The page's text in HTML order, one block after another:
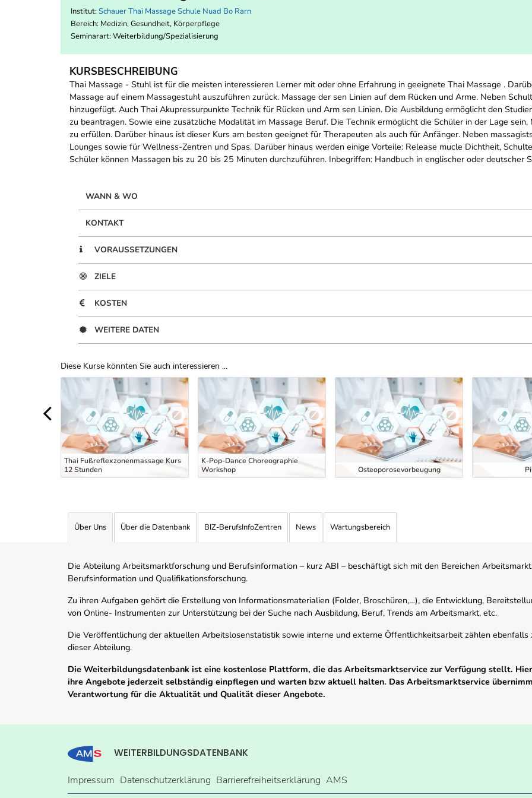
Institut: Schauer Thai Massage Schule Nuad Bo Rarn
Bereich: Medizin, Gesundheit, Körperpflege
Seminarart: Weiterbildung/Spezialisierung
KURSBESCHREIBUNG
Thai Massage - Stuhl ist für die meisten interessieren Lerner mit oder ohne Erfahrung in geeignete Thai Massage .
Massage auf einem Massagestuhl auszuführen zurück. Massage der sen Linien auf dem Rücken und Arme. Neben
hinzugefügt. Auch Thai Akupressurpunkte Technik für Rücken und Arm sen Linien. Die Ausbildung ermöglicht den
zu beantragen. Sowie eine zusätzliche Modalität im Massage Beruf. Die Technik ermöglicht die Schüler in der Lage
zu erfüllen. Darüber hinaus ist dieser Kurs am besten geeignet für Therapeuten als auch für Anfänger. Neben
Lounges sowie für Wellness-Zentren und Spas. Darüber hinaus werden einige Vorteile: Release mucle Dichtheit,
Schüler können Massagen bis zu 20 bis 25 Minuten durchzuführen. Inbegriffen: Handbuch in englischer oder deutscher
WANN & WO
KONTAKT
VORAUSSETZUNGEN
ZIELE
KOSTEN
WEITERE DATEN
Diese Kurse könnten Sie auch interessieren ...
Uber Weiterbildungsvorschläge
Thai Fußreflexzonenmassage Kurs
12 Stunden
K-Pop-Dance Choreographie
Workshop
Osteoporosevorbeugung
Über Uns Über die Datenbank BIZ-BerufsInfoZentren News Wartungsbereich
Die Abteilung Arbeitsmarktforschung und Berufsinformation – kurz ABI – beschäftigt sich mit den Bereichen
Berufsinformation und Qualifikationsforschung.
Zu ihren Aufgaben gehört die Erstellung von Informationsmaterialien (Folder, Broschüren,…), die Entwicklung,
von Online- Instrumenten zur Unterstützung bei der Suche nach Ausbildung, Beruf, Trends am Arbeitsmarkt, etc.
Die Veröffentlichung der aktuellen Arbeitslosenstatistik sowie interne und externe Öffentlichkeitsarbeit zählen ebenfalls
dieser Abteilung.
Die Weiterbildungsdatenbank ist eine kostenlose Plattform, die das Arbeitsmarktservice zur Verfügung stellt.
ihre Angebote jederzeit selbständig einpflegen und warten bzw aktuell halten. Das Arbeitsmarktservice
Verantwortung für die Aktualität und Qualität dieser Angebote.
WEITERBILDUNGSDATENBANK
Impressum Datenschutzerklärung Barrierefreiheitserklärung AMS